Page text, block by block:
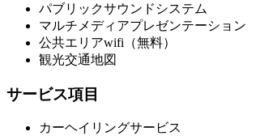
パブリックサウンドシステム
マルチメディアプレゼンテーション
公共エリアwifi（無料）
観光交通地図
サービス項目
カーヘイリングサービス